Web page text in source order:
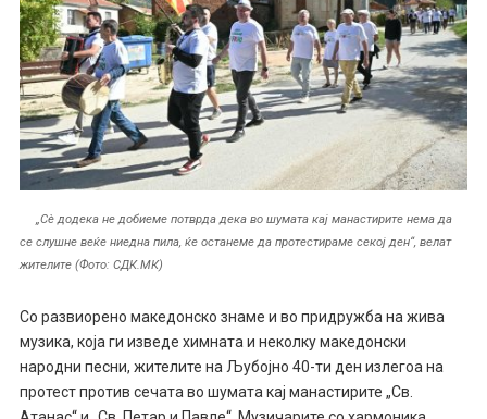
„Сè додека не добиеме потврда дека во шумата кај манастирите нема да
се слушне веќе ниедна пила, ќе останеме да протестираме секој ден“, велат
жителите (Фото: СДК.МК)
Со развиорено македонско знаме и во придружба на жива
музика, која ги изведе химната и неколку македонски
народни песни, жителите на Љубојно 40-ти ден излегоа на
протест против сечата во шумата кај манастирите „Св.